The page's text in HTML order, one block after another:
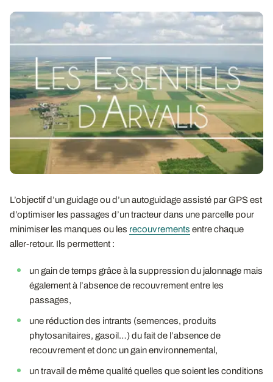
L’objectif d’un guidage ou d’un autoguidage assisté par GPS est
d’optimiser les passages d’un tracteur dans une parcelle pour
minimiser les manques ou les recouvrements entre chaque
aller-retour. Ils permettent :
un gain de temps grâce à la suppression du jalonnage mais
également à l’absence de recouvrement entre les
passages,
une réduction des intrants (semences, produits
phytosanitaires, gasoil…) du fait de l’absence de
recouvrement et donc un gain environnemental,
un travail de même qualité quelles que soient les conditions